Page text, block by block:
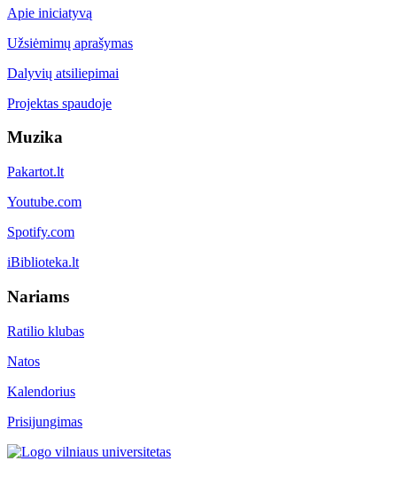
Apie iniciatyvą
Užsiėmimų aprašymas
Dalyvių atsiliepimai
Projektas spaudoje
Muzika
Pakartot.lt
Youtube.com
Spotify.com
iBiblioteka.lt
Nariams
Ratilio klubas
Natos
Kalendorius
Prisijungimas